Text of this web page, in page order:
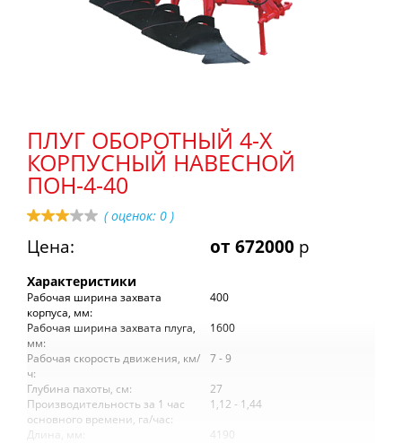
ПЛУГ ОБОРОТНЫЙ 4-Х
КОРПУСНЫЙ НАВЕСНОЙ
ПОН-4-40
( оценок: 0 )
Цена: от 672000 р
Характеристики
Рабочая ширина захвата
корпуса, мм:
400
Рабочая ширина захвата плуга,
мм:
1600
Рабочая скорость движения, км/
ч:
7 - 9
Глубина пахоты, см:
27
Производительность за 1 час
основного времени, га/час:
1,12 - 1,44
Длина, мм:
4190